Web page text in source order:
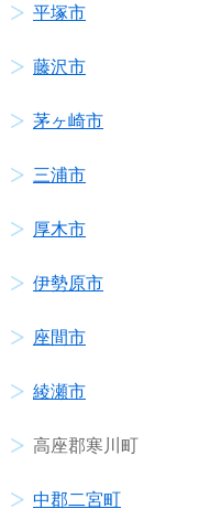
平塚市
藤沢市
茅ヶ崎市
三浦市
厚木市
伊勢原市
座間市
綾瀬市
高座郡寒川町
中郡二宮町